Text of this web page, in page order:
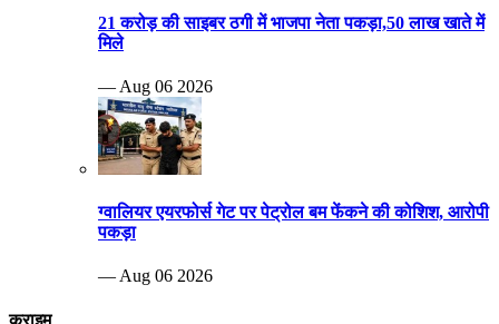
21 करोड़ की साइबर ठगी में भाजपा नेता पकड़ा,50 लाख खाते में
मिले
— Aug 06 2026
ग्वालियर एयरफोर्स गेट पर पेट्रोल बम फेंकने की कोशिश, आरोपी
पकड़ा
— Aug 06 2026
क्राइम